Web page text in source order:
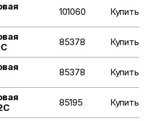
101060 Купить
85378 Купить
85378 Купить
85195 Купить